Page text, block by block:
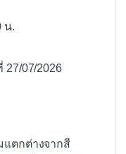
น.
07/2026
แตกต่างจากสี